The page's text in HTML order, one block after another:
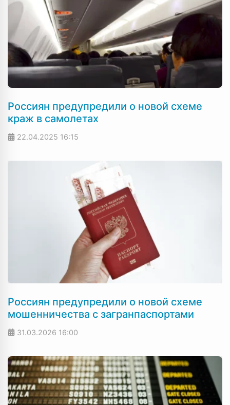
Россиян предупредили о новой схеме
краж в самолетах
22.04.2025 16:15
Россиян предупредили о новой схеме
мошенничества с загранпаспортами
31.03.2026 16:00